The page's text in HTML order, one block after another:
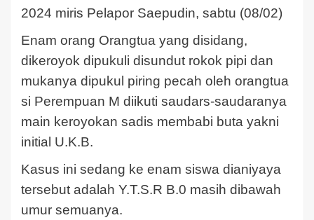
2024 miris Pelapor Saepudin, sabtu (08/02)
Enam orang Orangtua yang disidang,
dikeroyok dipukuli disundut rokok pipi dan
mukanya dipukul piring pecah oleh orangtua
si Perempuan M diikuti saudars-saudaranya
main keroyokan sadis membabi buta yakni
initial U.K.B.
Kasus ini sedang ke enam siswa dianiyaya
tersebut adalah Y.T.S.R B.0 masih dibawah
umur semuanya.